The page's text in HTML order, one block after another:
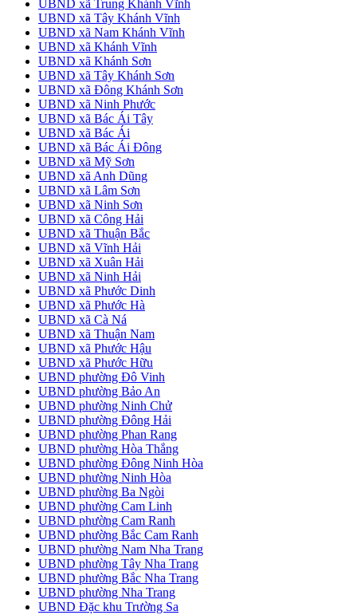
UBND xã Trung Khánh Vĩnh
UBND xã Tây Khánh Vĩnh
UBND xã Nam Khánh Vĩnh
UBND xã Khánh Vĩnh
UBND xã Khánh Sơn
UBND xã Tây Khánh Sơn
UBND xã Đông Khánh Sơn
UBND xã Ninh Phước
UBND xã Bác Ái Tây
UBND xã Bác Ái
UBND xã Bác Ái Đông
UBND xã Mỹ Sơn
UBND xã Anh Dũng
UBND xã Lâm Sơn
UBND xã Ninh Sơn
UBND xã Công Hải
UBND xã Thuận Bắc
UBND xã Vĩnh Hải
UBND xã Xuân Hải
UBND xã Ninh Hải
UBND xã Phước Dinh
UBND xã Phước Hà
UBND xã Cà Ná
UBND xã Thuận Nam
UBND xã Phước Hậu
UBND xã Phước Hữu
UBND phường Đô Vinh
UBND phường Bảo An
UBND phường Ninh Chử
UBND phường Đông Hải
UBND phường Phan Rang
UBND phường Hòa Thắng
UBND phường Đông Ninh Hòa
UBND phường Ninh Hòa
UBND phường Ba Ngòi
UBND phường Cam Linh
UBND phường Cam Ranh
UBND phường Bắc Cam Ranh
UBND phường Nam Nha Trang
UBND phường Tây Nha Trang
UBND phường Bắc Nha Trang
UBND phường Nha Trang
UBND Đặc khu Trường Sa